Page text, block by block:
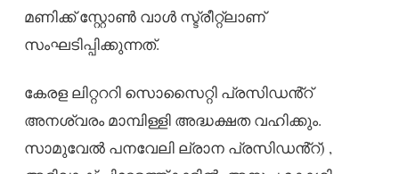
മണിക്ക്‌ സ്റ്റോൺ വാൾ സ്ട്രീറ്റ്ലാണ്
സംഘടിപ്പിക്കുന്നത്.
കേരള ലിറ്റററി സൊസൈറ്റി പ്രസിഡൻ്റ്
അനശ്വരം മാമ്പിള്ളി അദ്ധക്ഷത വഹിക്കും.
സാമുവേൽ പനവേലി ല്രാന പ്രസിഡൻ്റ്) ,